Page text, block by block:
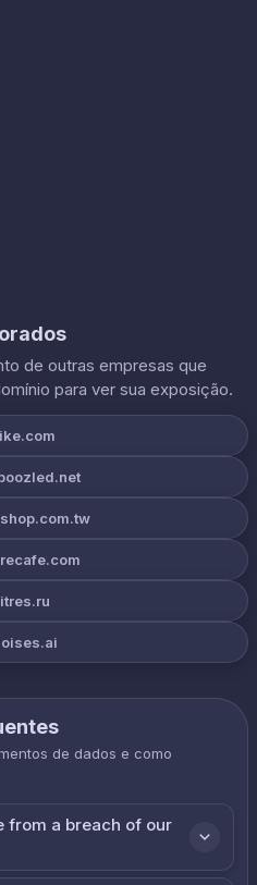
de outras empresas que
para ver sua exposição.
de dados e como
from a breach of our